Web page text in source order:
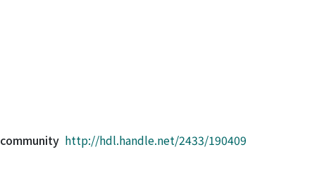
http://hdl.handle.net/2433/190409